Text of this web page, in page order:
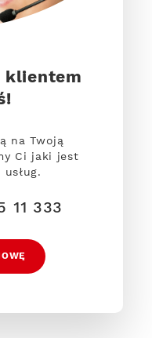
klientem
na Twoją
Ci jaki jest
11 333